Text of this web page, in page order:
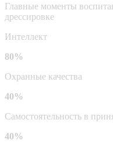
Главные моменты
дрессировке
Интеллект
80%
Охранные качества
40%
Самостоятельность в
40%